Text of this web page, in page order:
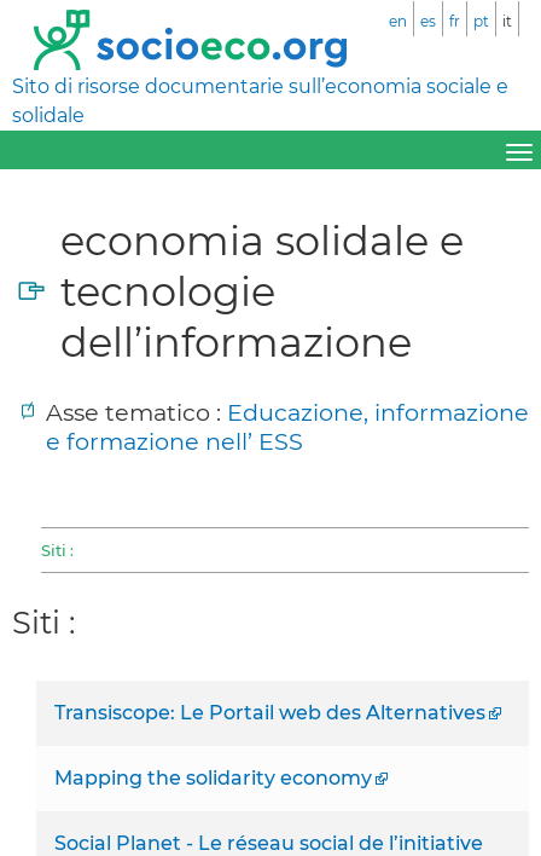
Sito di risorse documentarie sull’economia sociale e
solidale
en es fr pt it
economia solidale e
tecnologie
dell’informazione
Asse tematico : Educazione, informazione
e formazione nell’ ESS
Siti :
Siti :
Transiscope: Le Portail web des Alternatives
Mapping the solidarity economy
Social Planet - Le réseau social de l’initiative